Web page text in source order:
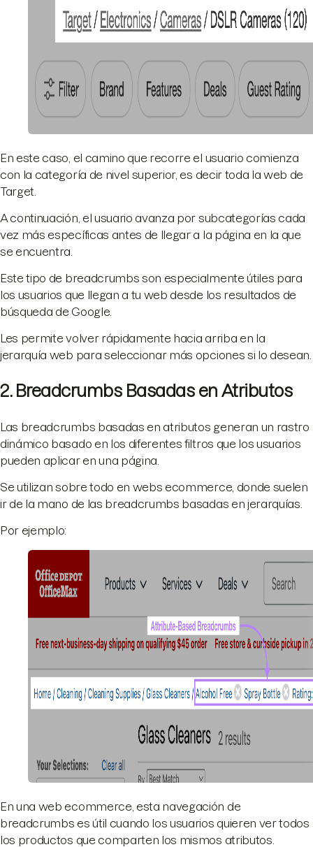
En este caso, el camino que recorre el usuario comienza
con la categoría de nivel superior, es decir toda la web de
Target.
A continuación, el usuario avanza por subcategorías cada
vez más específicas antes de llegar a la página en la que
se encuentra.
Este tipo de breadcrumbs son especialmente útiles para
los usuarios que llegan a tu web desde los resultados de
búsqueda de Google.
Les permite volver rápidamente hacia arriba en la
jerarquía web para seleccionar más opciones si lo desean.
2. Breadcrumbs Basadas en Atributos
Las breadcrumbs basadas en atributos generan un rastro
dinámico basado en los diferentes filtros que los usuarios
pueden aplicar en una página.
Se utilizan sobre todo en webs ecommerce, donde suelen
ir de la mano de las breadcrumbs basadas en jerarquías.
Por ejemplo:
En una web ecommerce, esta navegación de
breadcrumbs es útil cuando los usuarios quieren ver todos
los productos que comparten los mismos atributos.